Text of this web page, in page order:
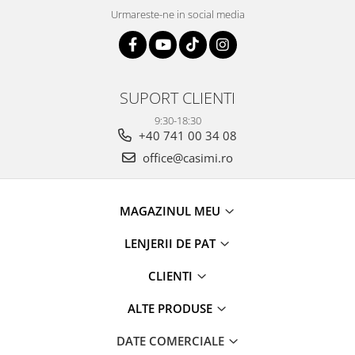
Urmareste-ne in social media
SUPORT CLIENTI
9:30-18:30
+40 741 00 34 08
office@casimi.ro
MAGAZINUL MEU
LENJERII DE PAT
CLIENTI
ALTE PRODUSE
DATE COMERCIALE